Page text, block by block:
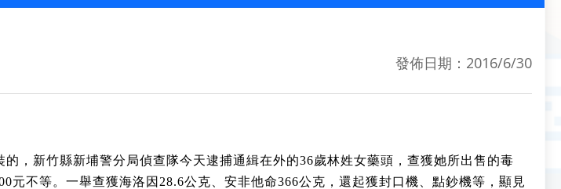
發佈日期：2016/6/30
，新竹縣新埔警分局偵查隊今天逮捕通緝在外的36歲林姓女藥頭，查獲她所出售的毒
不等。一舉查獲海洛因28.6公克、安非他命366公克，還起獲封口機、點鈔機等，顯見